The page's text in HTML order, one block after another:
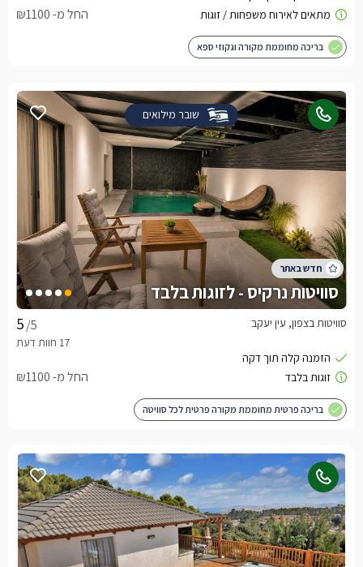
החל מ- ₪1100
בריכה מחוממת מקורה וגקוזי ספא
שובר מילואים
סוויטות נרקיס - לזוגות בלבד
/5 סוויטות בצפון, עין יעקב
החל מ- ₪1100
בריכה פרטית מחוממת מקורה פרטית לכל סוויטה